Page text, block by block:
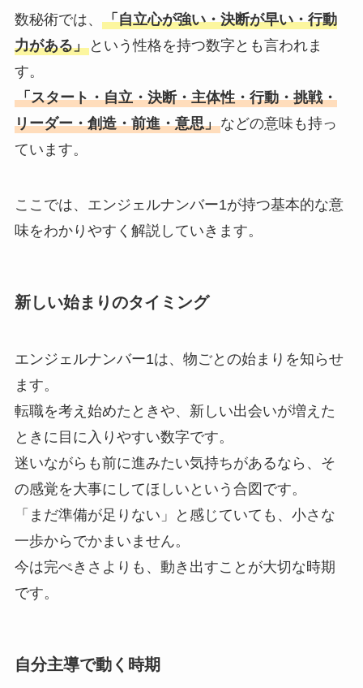
数秘術では、 「自立心が強い・決断が早い・行動
力がある」という性格を持つ数字とも言われま
す。
「スタート・自立・決断・主体性・行動・挑戦・
リーダー・創造・前進・意思」などの意味も持っ
ています。
ここでは、エンジェルナンバー1が持つ基本的な意
味をわかりやすく解説していきます。
新しい始まりのタイミング
エンジェルナンバー1は、物ごとの始まりを知らせ
ます。
転職を考え始めたときや、新しい出会いが増えた
ときに目に入りやすい数字です。
迷いながらも前に進みたい気持ちがあるなら、そ
の感覚を大事にしてほしいという合図です。
「まだ準備が足りない」と感じていても、小さな
一歩からでかまいません。
今は完ぺきさよりも、動き出すことが大切な時期
です。
自分主導で動く時期